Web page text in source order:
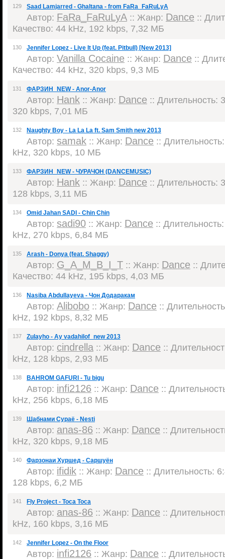
129 Saad Lamjarred - Ghaltana - from FaRa_FaRuLyA
Автор: FaRa_FaRuLyA :: Жанр: Dance ::
Качество: 44 kHz, 192 kbps, 7,32 МБ
130 Jennifer Lopez - Live It Up (feat. Pitbull) [New 2013]
Автор: Vanilla Cocaine :: Жанр: Dance ::
Качество: 44 kHz, 320 kbps, 9,3 МБ
131 ФАРЗИН_NEW - Anor-Anor
Автор: Hank :: Жанр: Dance :: Длительность:
320 kbps, 7,01 МБ
132 Naughty Boy - La La La ft. Sam Smith new 2013
Автор: samak :: Жанр: Dance ::
kHz, 320 kbps, 10 МБ
133 ФАРЗИН_NEW - ЧУРАЧОН (DANCEMUSIC)
Автор: Hank :: Жанр: Dance :: Длительность:
128 kbps, 3,11 МБ
134 Omid Jahan SADI - Chin Chin
Автор: sadi90 :: Жанр: Dance ::
kHz, 270 kbps, 6,84 МБ
135 Arash - Donya (feat. Shaggy)
Автор: G_A_M_B_I_T :: Жанр: Dance ::
Качество: 44 kHz, 195 kbps, 4,03 МБ
136 Nasiba Abdullayeva - Чон Додаракам
Автор: Alibobo :: Жанр: Dance ::
kHz, 192 kbps, 8,32 МБ
137 Zulayho - Ay vadahilof_new 2013
Автор: cindrella :: Жанр: Dance ::
kHz, 128 kbps, 2,93 МБ
138 BAHROM GAFURI - Tu bigu
Автор: infi2126 :: Жанр: Dance ::
kHz, 256 kbps, 6,18 МБ
139 Шабнами Сураё - Nesti
Автор: anas-86 :: Жанр: Dance ::
kHz, 320 kbps, 9,18 МБ
140 Фарзонаи Хуршед - Саршуён
Автор: ifidik :: Жанр: Dance :: Длительность:
128 kbps, 6,2 МБ
141 Fly Project - Toca Toca
Автор: anas-86 :: Жанр: Dance ::
kHz, 160 kbps, 3,16 МБ
142 Jennifer Lopez - On the Floor
Автор: infi2126 :: Жанр: Dance ::